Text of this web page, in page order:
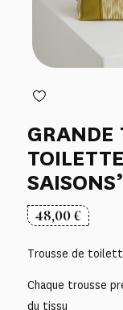
GRANDE
48,00€
Trousse de
Chaque trousse
du tissu